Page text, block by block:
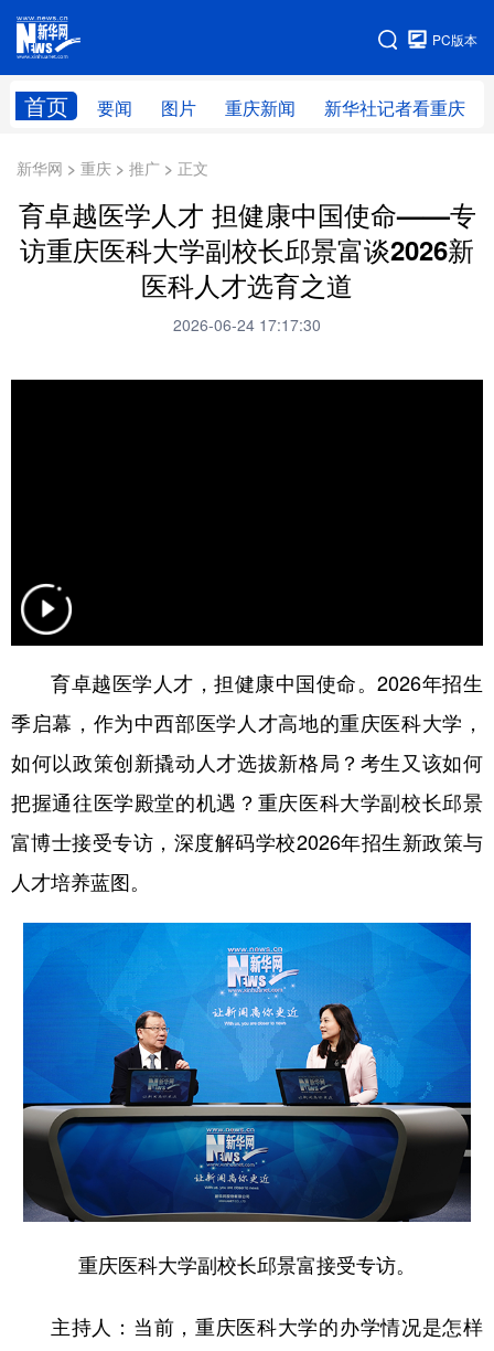
PC版本
首页 要闻 图片 重庆新闻 新华社记者看重庆
网站地图
新华网 > 重庆 > 推广 > 正文
育卓越医学人才 担健康中国使命——专
访重庆医科大学副校长邱景富谈2026新
医科人才选育之道
2026-06-24 17:17:30
育卓越医学人才，担健康中国使命。2026年招生
季启幕，作为中西部医学人才高地的重庆医科大学，
如何以政策创新撬动人才选拔新格局？考生又该如何
把握通往医学殿堂的机遇？重庆医科大学副校长邱景
富博士接受专访，深度解码学校2026年招生新政策与
人才培养蓝图。
重庆医科大学副校长邱景富接受专访。
主持人：当前，重庆医科大学的办学情况是怎样